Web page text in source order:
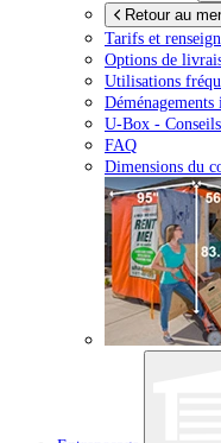
Retour au
Tarifs et
Options de
Utilisations
U-Box -
FAQ
Dimensions du